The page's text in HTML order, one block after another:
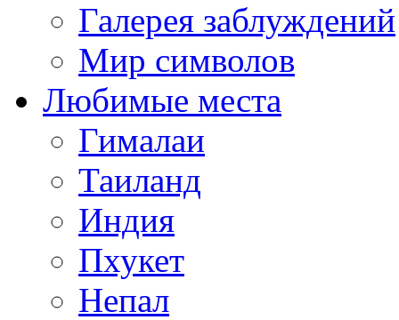
Галерея заблуждений
Мир символов
Любимые места
Гималаи
Таиланд
Индия
Пхукет
Непал